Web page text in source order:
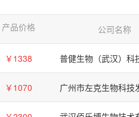
产品价格 公司名称
￥1338
￥1070